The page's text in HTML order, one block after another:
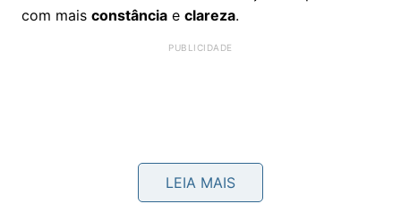
com mais constância e clareza.
LEIA MAIS